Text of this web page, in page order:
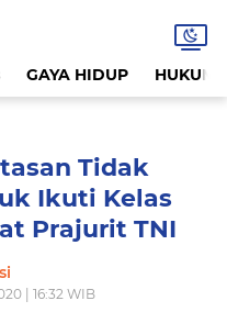
GAYA HIDUP HUKUM
Tidak
Ikuti Kelas
Prajurit TNI
| 16:32 WIB